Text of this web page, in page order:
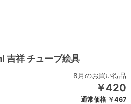
吉祥 チューブ絵具
8月のお買い得品
￥420
通常価格￥467